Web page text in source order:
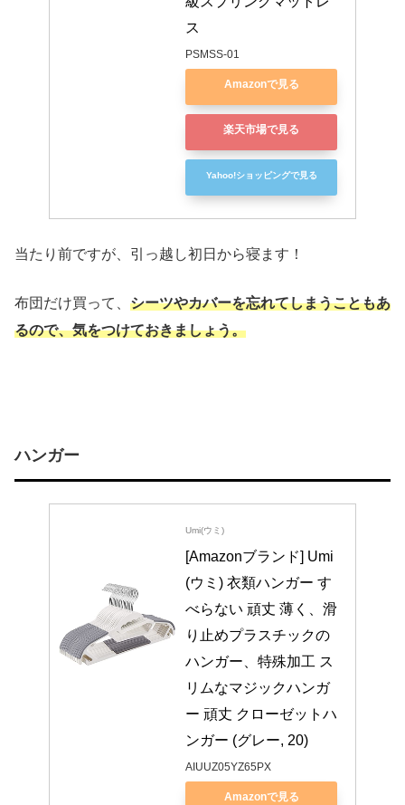
ス
PSMSS-01
Amazonで見る
楽天市場で見る
Yahoo!ショッピングで見る
当たり前ですが、引っ越し初日から寝ます！
布団だけ買って、 シーツやカバーを忘れてしまうこともあ
るので、気をつけておきましょう。
ハンガー
Umi(ウミ)
[Amazonブランド] Umi
(ウミ) 衣類ハンガー す
べらない 頑丈 薄く、滑
り止めプラスチックの
ハンガー、特殊加工 ス
リムなマジックハンガ
ー 頑丈 クローゼットハ
ンガー (グレー, 20)
AIUUZ05YZ65PX
Amazonで見る